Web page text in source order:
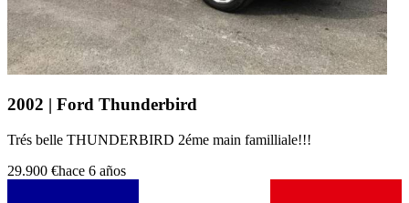
2002 | Ford Thunderbird
Trés belle THUNDERBIRD 2éme main familliale!!!
29.900 €hace 6 años